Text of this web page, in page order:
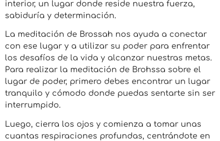
interior, un lugar donde reside nuestra fuerza,
sabiduría y determinación.
La meditación de Brossah nos ayuda a conectar
con ese lugar y a utilizar su poder para enfrentar
los desafíos de la vida y alcanzar nuestras metas.
Para realizar la meditación de Brohssa sobre el
lugar de poder, primero debes encontrar un lugar
tranquilo y cómodo donde puedas sentarte sin ser
interrumpido.
Luego, cierra los ojos y comienza a tomar unas
cuantas respiraciones profundas, centrándote en